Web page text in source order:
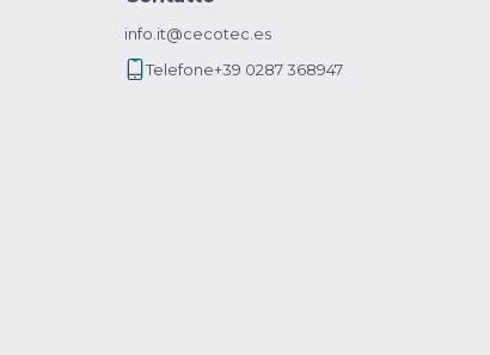
info.it@cecotec.es
Telefone+39 0287 368947